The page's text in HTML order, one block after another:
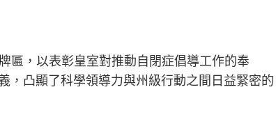
匾，以表彰皇室對推動自閉症倡導工作的奉
，凸顯了科學領導力與州級行動之間日益緊密的